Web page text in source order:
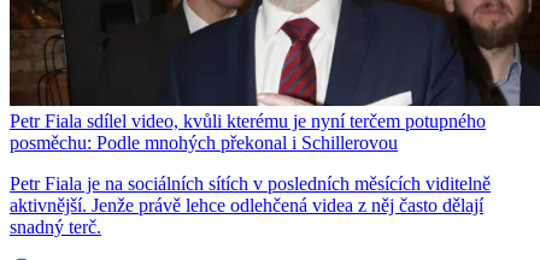
Petr Fiala sdílel video, kvůli kterému je nyní terčem potupného
posměchu: Podle mnohých překonal i Schillerovou
Petr Fiala je na sociálních sítích v posledních měsících viditelně
aktivnější. Jenže právě lehce odlehčená videa z něj často dělají
snadný terč.